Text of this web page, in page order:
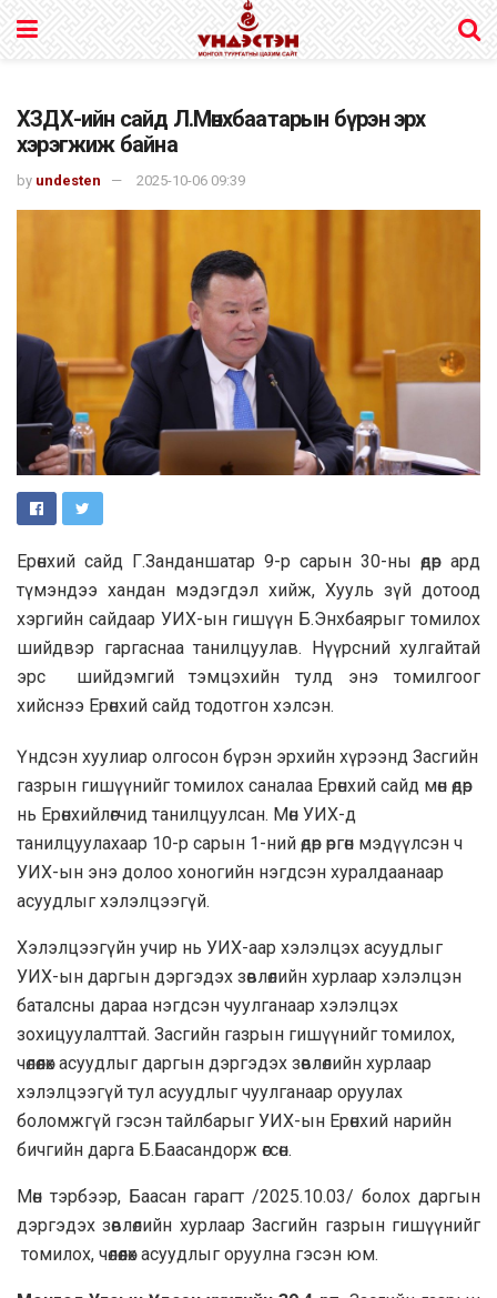
ХЗДХ-ийн сайд Л.Мөнхбаатарын бүрэн эрх
хэрэгжиж байна
by undesten 2025-10-06 09:39
Ерөнхий сайд Г.Занданшатар 9-р сарын 30-ны өдөр ард
түмэндээ хандан мэдэгдэл хийж, Хууль зүй дотоод
хэргийн сайдаар УИХ-ын гишүүн Б.Энхбаярыг томилох
шийдвэр гаргаснаа танилцуулав. Нүүрсний хулгайтай
эрс шийдэмгий тэмцэхийн тулд энэ томилгоог
хийснээ Ерөнхий сайд тодотгон хэлсэн.
Үндсэн хуулиар олгосон бүрэн эрхийн хүрээнд Засгийн
газрын гишүүнийг томилох саналаа Ерөнхий сайд мөн өдөр
нь Ерөнхийлөгчид танилцуулсан. Мөн УИХ-д
танилцуулахаар 10-р сарын 1-ний өдөр өргөн мэдүүлсэн ч
УИХ-ын энэ долоо хоногийн нэгдсэн хуралдаанаар
асуудлыг хэлэлцээгүй.
Хэлэлцээгүйн учир нь УИХ-аар хэлэлцэх асуудлыг
УИХ-ын даргын дэргэдэх зөвлөлийн хурлаар хэлэлцэн
баталсны дараа нэгдсэн чуулганаар хэлэлцэх
зохицуулалттай. Засгийн газрын гишүүнийг томилох,
чөлөөлөх асуудлыг даргын дэргэдэх зөвлөлийн хурлаар
хэлэлцээгүй тул асуудлыг чуулганаар оруулах
боломжгүй гэсэн тайлбарыг УИХ-ын Ерөнхий нарийн
бичгийн дарга Б.Баасандорж өгсөн.
Мөн тэрбээр, Баасан гарагт /2025.10.03/ болох даргын
дэргэдэх зөвлөлийн хурлаар Засгийн газрын гишүүнийг
томилох, чөлөөлөх асуудлыг оруулна гэсэн юм.